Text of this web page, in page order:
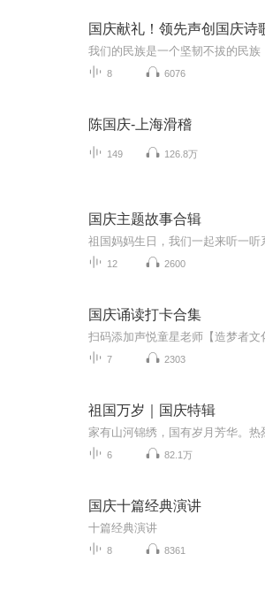
国庆献礼！领先声创国庆诗
8 6076
陈国庆-上海滑稽
149 126.8万
国庆主题故事合辑
12 2600
国庆诵读打卡合集
7 2303
祖国万岁｜国庆特辑
6 82.1万
国庆十篇经典演讲
十篇经典演讲
8 8361